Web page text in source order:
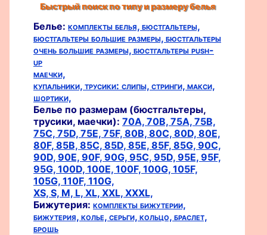
Быстрый поиск по типу и размеру белья
Белье: комплекты белья, бюстгальтеры,
бюстгальтеры большие размеры, бюстгальтеры
очень большие размеры, бюстгальтеры push-
up
маечки,
купальники, трусики: слипы, стринги, макси,
шортики,
Белье по размерам (бюстгальтеры,
трусики, маечки): 70A, 70B, 75A, 75B,
75C, 75D, 75E, 75F, 80B, 80C, 80D, 80E,
80F, 85B, 85C, 85D, 85E, 85F, 85G, 90C,
90D, 90E, 90F, 90G, 95C, 95D, 95E, 95F,
95G, 100D, 100E, 100F, 100G, 105F,
105G, 110F, 110G,
XS, S, M, L, XL, XXL, XXXL,
Бижутерия: комплекты бижутерии,
бижутерия, колье, серьги, кольцо, браслет,
брошь